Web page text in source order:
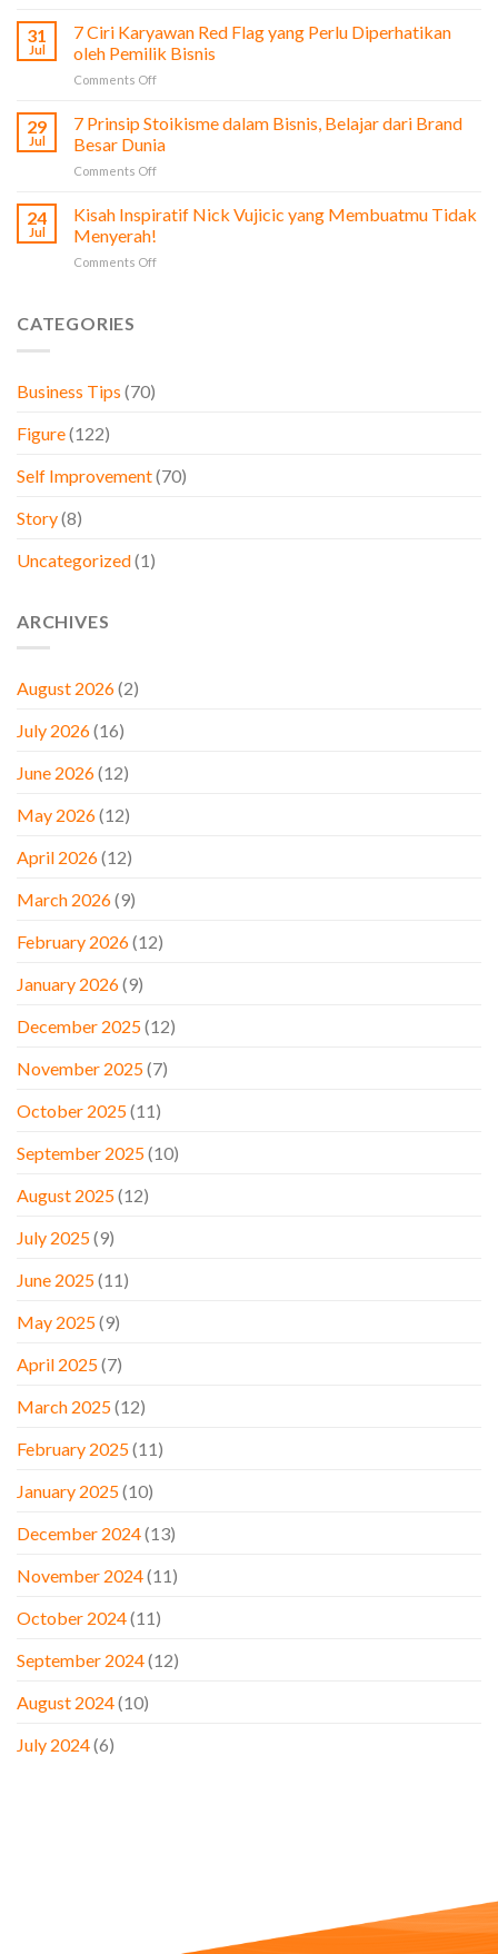
Network
untuk
Chul:
Dari
Sayur
Samsung
31
Jul
7 Ciri Karyawan Red Flag yang Perlu Diperhatikan
oleh Pemilik Bisnis
Comments Offon
Ciri
Red
Flag
Perlu
29
Jul
7 Prinsip Stoikisme dalam Bisnis, Belajar dari Brand
Besar Dunia
Comments Offon
Prinsip
Bisnis,
24
Jul
Kisah Inspiratif Nick Vujicic yang Membuatmu Tidak
Menyerah!
Comments Offon
CATEGORIES
Business Tips (70)
Figure(122)
Self Improvement(70)
Story(8)
Uncategorized(1)
ARCHIVES
August 2026(2)
July 2026(16)
June 2026(12)
May 2026(12)
April 2026(12)
March 2026(9)
February 2026(12)
January 2026(9)
December 2025(12)
November 2025(7)
October 2025(11)
September 2025(10)
August 2025(12)
July 2025(9)
June 2025(11)
May 2025(9)
April 2025(7)
March 2025(12)
February 2025(11)
January 2025(10)
December 2024(13)
November 2024(11)
October 2024(11)
September 2024(12)
August 2024(10)
July 2024(6)